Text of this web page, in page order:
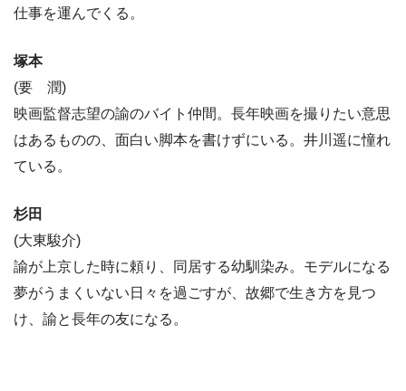
仕事を運んでくる。
塚本
(要 潤)
映画監督志望の諭のバイト仲間。長年映画を撮りたい意思
はあるものの、面白い脚本を書けずにいる。井川遥に憧れ
ている。
杉田
(大東駿介)
諭が上京した時に頼り、同居する幼馴染み。モデルになる
夢がうまくいない日々を過ごすが、故郷で生き方を見つ
け、諭と長年の友になる。